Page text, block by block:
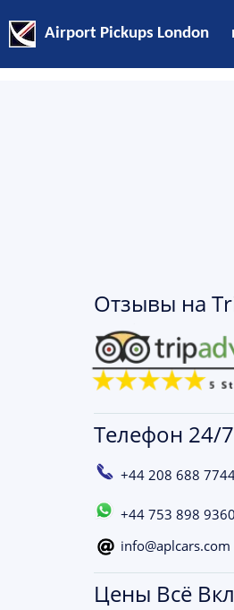
Airport Pickups London
Отзывы на
Телефон 24/7
+44 208 688
+44 753 898 9360
info@aplcars.com
Цены Всё